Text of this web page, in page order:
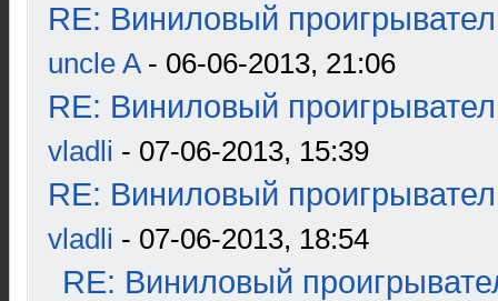
RE: Виниловый
uncle A- 06-06-2013, 21:06
RE: Виниловый
vladli - 07-06-2013, 15:39
RE: Виниловый
vladli - 07-06-2013, 18:54
RE: Виниловый